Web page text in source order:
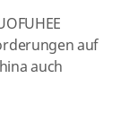
auf
auch